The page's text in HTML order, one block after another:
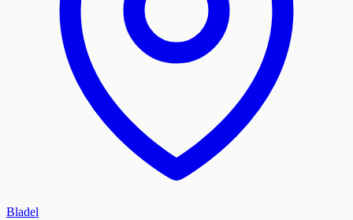
Bladel